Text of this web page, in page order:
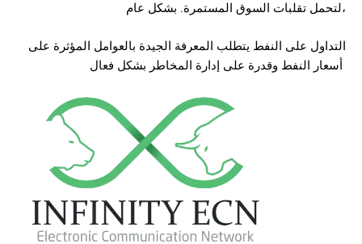
لتحمل تقلبات السوق المستمرة. بشكل عام،
التداول على النفط يتطلب المعرفة الجيدة بالعوامل المؤثرة على